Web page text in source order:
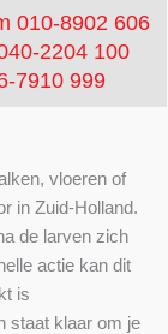
010-8902 606
2204 100
7910 999
vloeren of
in Zuid-Holland.
de larven zich
actie kan dit
is
staat klaar om je